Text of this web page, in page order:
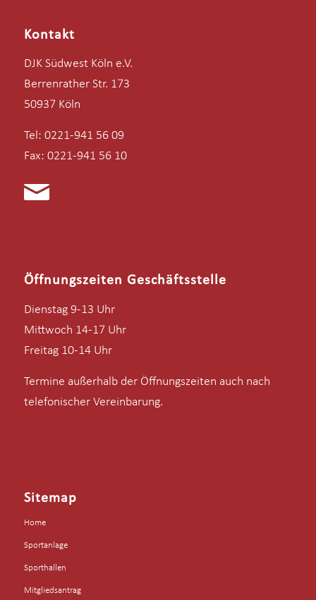
Kontakt
DJK Südwest Köln e.V.
Berrenrather Str. 173
50937 Köln
Tel: 0221-941 56 09
Fax: 0221-941 56 10
Öffnungszeiten Geschäftsstelle
Dienstag 9-13 Uhr
Mittwoch 14-17 Uhr
Freitag 10-14 Uhr
Termine außerhalb der Öffnungszeiten auch nach
telefonischer Vereinbarung.
Sitemap
Home
Sportanlage
Sporthallen
Mitgliedsantrag